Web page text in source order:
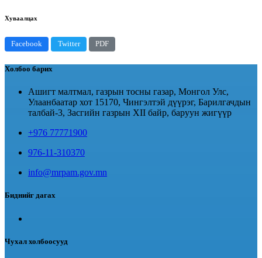
Хуваалцах
Facebook Twitter PDF
Холбоо барих
Ашигт малтмал, газрын тосны газар, Монгол Улс,
Улаанбаатар хот 15170, Чингэлтэй дүүрэг, Барилгачдын
талбай-3, Засгийн газрын XII байр, баруун жигүүр
+976 77771900
976-11-310370
info@mrpam.gov.mn
Биднийг дагах
Чухал холбоосууд